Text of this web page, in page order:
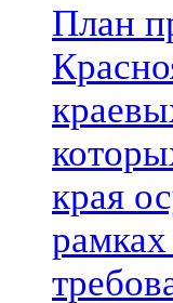
План
края